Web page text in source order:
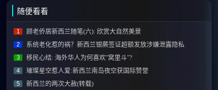
随便看看
1 顾老侨居新西兰随笔(六): 欣赏大自然美景
2 系统老化惹的祸？新西兰银蕨签证超额发放涉嫌泄露隐私
3 移民心结: 海外华人为何喜欢"窝里斗"?
4 璀璨星空惹人爱:新西兰南岛夜空获国际赞誉
5 新西兰的两次大赦(转载)